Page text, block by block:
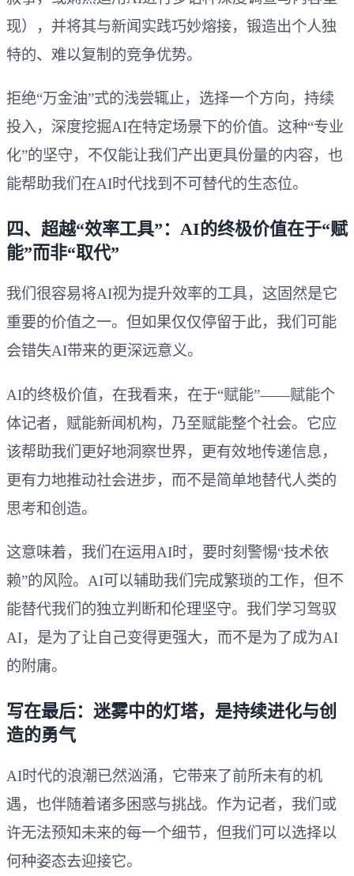
现），并将其与新闻实践巧妙熔接，锻造出个人独
特的、难以复制的竞争优势。
拒绝“万金油”式的浅尝辄止，选择一个方向，持续
投入，深度挖掘AI在特定场景下的价值。这种“专业
化”的坚守，不仅能让我们产出更具份量的内容，也
能帮助我们在AI时代找到不可替代的生态位。
四、超越“效率工具”：AI的终极价值在于“赋
能”而非“取代”
我们很容易将AI视为提升效率的工具，这固然是它
重要的价值之一。但如果仅仅停留于此，我们可能
会错失AI带来的更深远意义。
AI的终极价值，在我看来，在于“赋能”——赋能个
体记者，赋能新闻机构，乃至赋能整个社会。它应
该帮助我们更好地洞察世界，更有效地传递信息，
更有力地推动社会进步，而不是简单地替代人类的
思考和创造。
这意味着，我们在运用AI时，要时刻警惕“技术依
赖”的风险。AI可以辅助我们完成繁琐的工作，但不
能替代我们的独立判断和伦理坚守。我们学习驾驭
AI，是为了让自己变得更强大，而不是为了成为AI
的附庸。
写在最后：迷雾中的灯塔，是持续进化与创
造的勇气
AI时代的浪潮已然汹涌，它带来了前所未有的机
遇，也伴随着诸多困惑与挑战。作为记者，我们或
许无法预知未来的每一个细节，但我们可以选择以
何种姿态去迎接它。